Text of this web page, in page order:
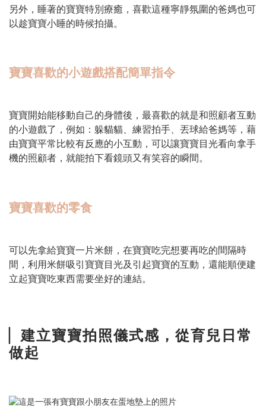
另外，睡著的寶寶特別療癒，喜歡這種寧靜氛圍的爸媽也可
以趁寶寶小睡的時候拍攝。
寶寶喜歡的小遊戲搭配簡單指令
寶寶開始能移動自己的身體後，最喜歡的就是和照顧者互動
的小遊戲了，例如：躲貓貓、練習拍手、丟球給爸媽等，藉
由寶寶平常比較有反應的小互動，可以讓寶寶目光看向拿手
機的照顧者，就能拍下看鏡頭又有笑容的瞬間。
寶寶喜歡的零食
可以先拿給寶寶一片米餅，在寶寶吃完想要再吃的間隔時
間，利用米餅吸引寶寶目光及引起寶寶的互動，還能順便建
立起寶寶吃東西需要坐好的連結。
建立寶寶拍照儀式感，從育兒日常
做起